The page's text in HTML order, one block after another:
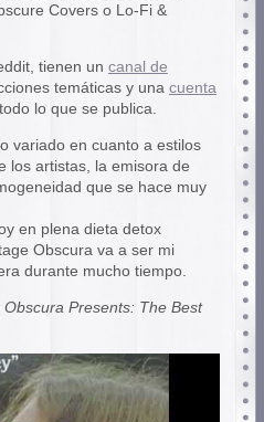
Covers o Lo-Fi &
tienen un canal de
temáticas y una cuenta
lo que se publica.
variado en cuanto a estilos
los artistas, la emisora de
que se hace muy
en plena dieta detox
Obscura va a ser mi
durante mucho tiempo.
Obscura Presents: The Best